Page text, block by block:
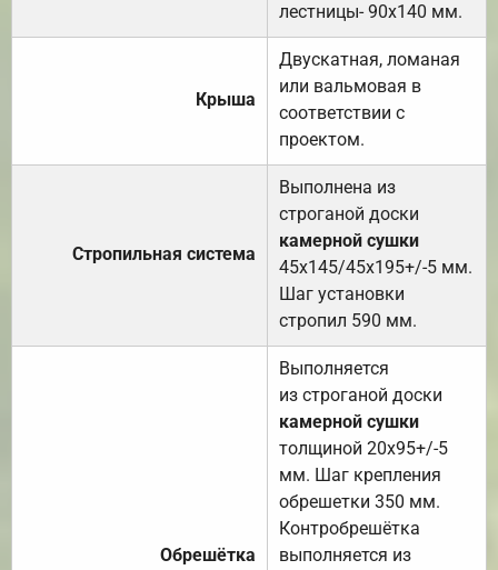
лестницы- 90х140 мм.
Крыша
Двускатная, ломаная
или вальмовая в
соответствии с
проектом.
Стропильная система
Выполнена из
строганой доски
камерной сушки
45х145/45х195+/-5 мм.
Шаг установки
стропил 590 мм.
Обрешётка
Выполняется
из строганой доски
камерной сушки
толщиной 20х95+/-5
мм. Шаг крепления
обрешетки 350 мм.
Контробрешётка
выполняется из